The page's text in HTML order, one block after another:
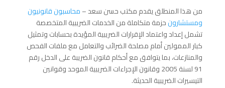
من هذا المنطلق يقدم مكتب حسن سعد –محاسبون قانونيون
ومستشارونحزمة متكاملة من الخدمات الضريبية المتخصصة
تشمل إعداد واعتماد الإقرارات الضريبية المؤيدة بحسابات وتمثيل
كبار الممولين أمام مصلحة الضرائب والتعامل مع ملفات الفحص
والمنازعات، بما يتوافق مع أحكام قانون الضريبة على الدخل رقم
91 لسنة 2005 وقانون الإجراءات الضريبية الموحد وقوانين
التيسيرات الضريبية الحديثة.